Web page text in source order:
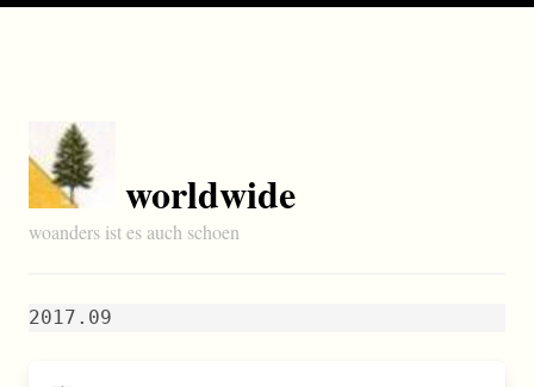
worldwide
woanders ist es auch schoen
2017.09